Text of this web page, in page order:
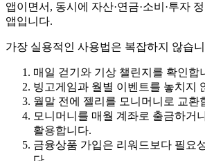
앱이면서, 동시에 자산·연금·소비·투자
앱입니다.
가장 실용적인 사용법은 복잡하지 않습
매일 걷기와 기상 챌린지를 확인합
빙고게임과 월별 이벤트를 놓치지
월말 전에 젤리를 모니머니로 교환
모니머니를 매월 계좌로 출금하거
활용합니다.
금융상품 가입은 리워드보다 필요